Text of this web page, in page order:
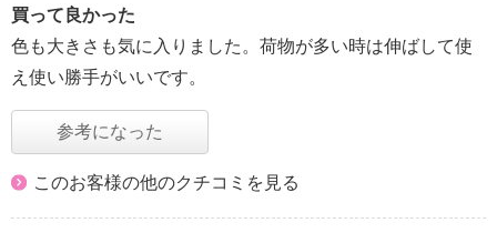
買って良かった
色も大きさも気に入りました。荷物が多い時は伸ばして使
え使い勝手がいいです。
参考になった
このお客様の他のクチコミを見る